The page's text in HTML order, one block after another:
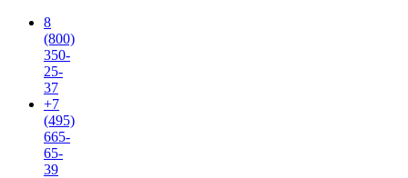
8
(800)
350-
25-
37
+7
(495)
665-
65-
39